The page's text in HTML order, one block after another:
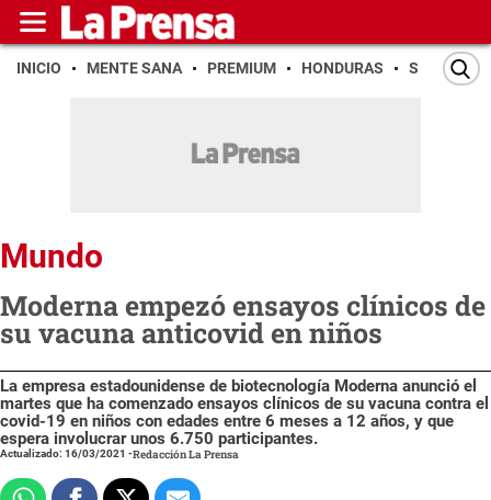
INICIO MENTE SANA PREMIUM HONDURAS SAN PEDRO
Mundo
Moderna empezó ensayos clínicos de
su vacuna anticovid en niños
La empresa estadounidense de biotecnología Moderna anunció el
martes que ha comenzado ensayos clínicos de su vacuna contra el
covid-19 en niños con edades entre 6 meses a 12 años, y que
espera involucrar unos 6.750 participantes.
Actualizado: 16/03/2021 -Redacción La Prensa